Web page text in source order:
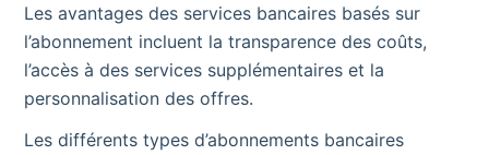
Les avantages des services bancaires basés sur
l’abonnement incluent la transparence des coûts,
l’accès à des services supplémentaires et la
personnalisation des offres.
Les différents types d’abonnements bancaires